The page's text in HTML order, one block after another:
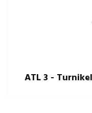
ATL 3 -